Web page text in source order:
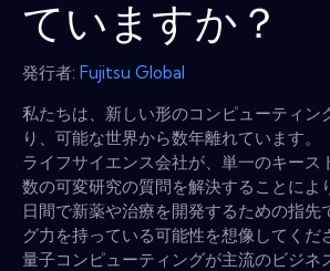
ていますか？
発行者: Fujitsu Global
私たちは、新しい形のコンピューティン
り、可能な世界から数年離れています。
ライフサイエンス会社が、単一のキース
数の可変研究の質問を解決することによ
日間で新薬や治療を開発するための指先
グ力を持っている可能性を想像してくだ
量子コンピューティングが主流のビジネ